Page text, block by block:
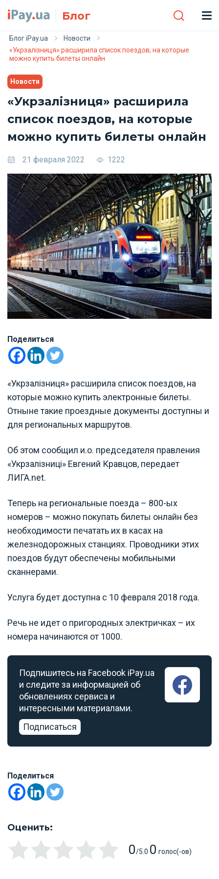
Блог
Блог iPay.ua
Новости
«Укрзалізниця» расширила список поездов, на которые
можно купить билеты онлайн
Новости
«Укрзалізниця» расширила
список поездов, на которые
можно купить билеты онлайн
21 февраля 2022 1222
Поделиться
«Укрзалізниця» расширила список поездов, на
которые можно купить электронные билеты.
Отныне такие проездные документы доступны и
для региональных маршрутов.
Об этом сообщил и.о. председателя правления
«Укрзалізниці» Евгений Кравцов, передает
ЛИГА.net.
Теперь на региональные поезда – 800-ых
номеров – можно покупать билеты онлайн без
необходимости печатать их в касах на
железнодорожных станциях. Проводники этих
поездов будут обеспечены мобильными
сканнерами.
Услуга будет доступна с 10 февраля 2018 года.
Речь не идет о пригородных электричках – их
номера начинаются от 1000.
Подпишитесь на Facebook iPay.ua
и следите за информацией об
обновлениях сервиса и
интересными материалами.
Подписаться
Поделиться
Оценить:
0/5.0 0 голос(-ов)